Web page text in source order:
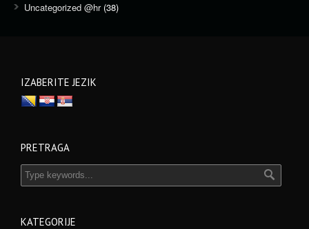
Uncategorized @hr(38)
IZABERITE JEZIK
PRETRAGA
KATEGORIJE